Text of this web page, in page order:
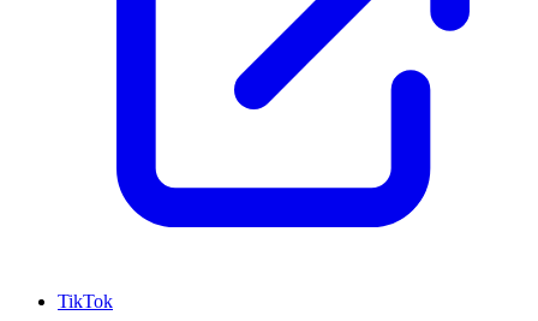
TikTok